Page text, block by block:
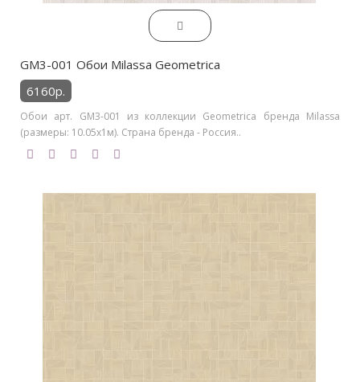
GM3-001 Обои Milassa Geometrica
6160р.
Обои арт. GM3-001 из коллекции Geometrica бренда Milassa
(размеры: 10.05х1м). Страна бренда - Россия..